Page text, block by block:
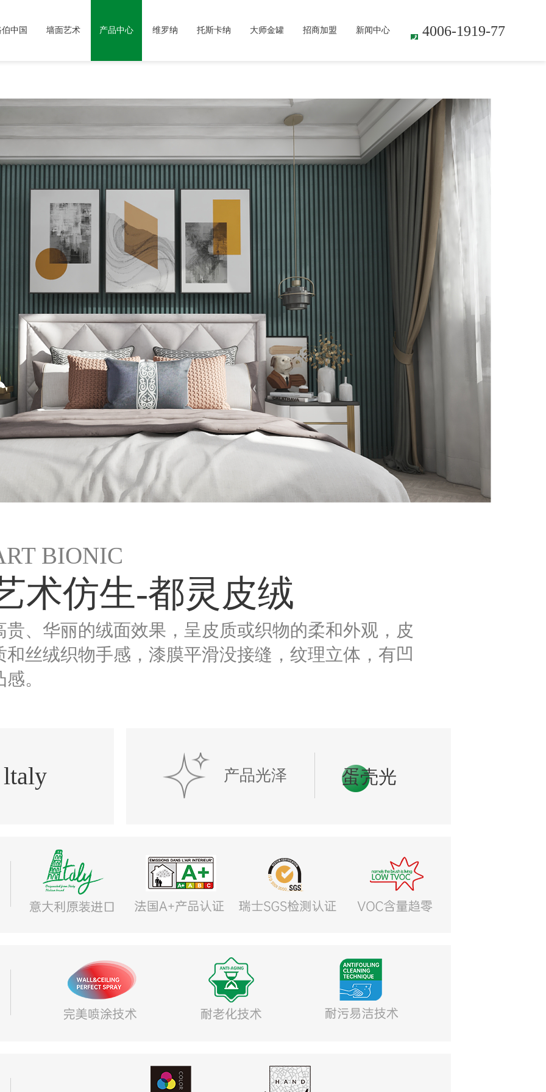
中国 墙面艺术 产品中心 维罗纳 托斯卡纳 大师金罐 招商加盟 新闻中心 4006-1919-77
BIONIC
术仿生-都灵皮绒
贵、华丽的绒面效果，呈皮质或织物的柔和外观，皮
和丝绒织物手感，漆膜平滑没接缝，纹理立体，有凹
感。
ltaly 产品光泽 蛋壳光